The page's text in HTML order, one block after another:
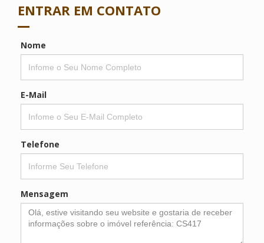
ENTRAR EM CONTATO
Nome
E-Mail
Telefone
Mensagem